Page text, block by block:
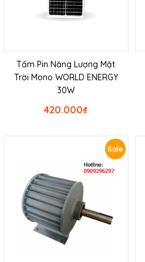
Tấm Pin Năng Lượng Mặt
Trời Mono WORLD ENERGY
30W
₫
420.000
Sale